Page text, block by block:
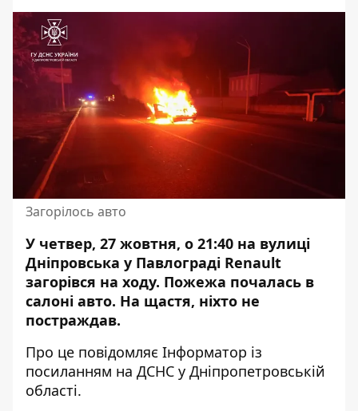
Загорілось авто
У четвер, 27 жовтня, о 21:40 на вулиці
Дніпровська у Павлограді Renault
загорівся на ходу. Пожежа почалась в
салоні авто. На щастя, ніхто не
постраждав.
Про це повідомляє Інформатор із
посиланням на ДСНС у Дніпропетровській
області.